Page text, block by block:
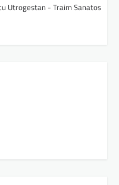
Utrogestan - Traim Sanatos